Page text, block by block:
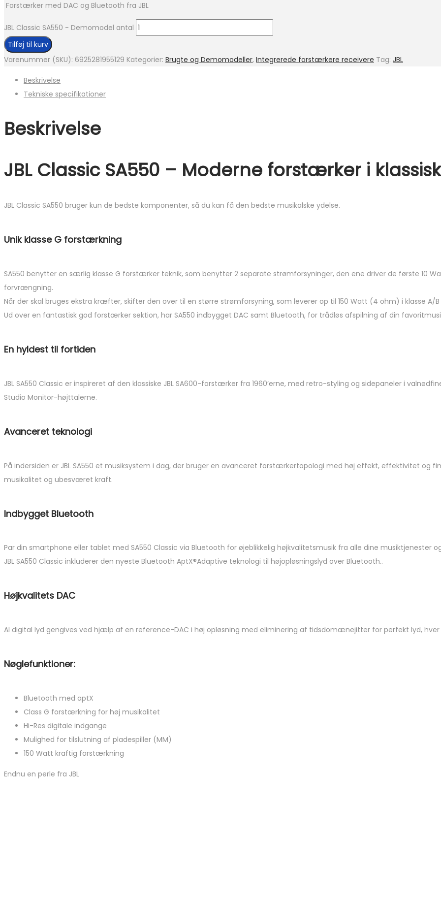
Forstærker med DAC og Bluetooth fra JBL
JBL Classic SA550 - Demomodel antal
Tilføj til kurv
Varenummer (SKU): 6925281955129 Kategorier: Brugte og Demomodeller, Integrerede forstærkere receivere Tag: JBL
Beskrivelse
Tekniske specifikationer
Beskrivelse
JBL Classic SA550 – Moderne forstærker i
JBL Classic SA550 bruger kun de bedste komponenter, så du kan få den bedste musikalske ydelse.
Unik klasse G forstærkning
SA550 benytter en særlig klasse G forstærker teknik, som benytter 2 separate strømforsyninger, den ene driver de første 10
forvrængning.
Når der skal bruges ekstra kræfter, skifter den over til en større strømforsyning, som leverer op til 150 Watt (4 ohm) i klasse A/
Ud over en fantastisk god forstærker sektion, har SA550 indbygget DAC samt Bluetooth, for trådløs afspilning af din
En hyldest til fortiden
JBL SA550 Classic er inspireret af den klassiske JBL SA600-forstærker fra 1960’erne, med retro-styling og sidepaneler i
Studio Monitor-højttalerne.
Avanceret teknologi
På indersiden er JBL SA550 et musiksystem i dag, der bruger en avanceret forstærkertopologi med høj effekt, effektivitet og
musikalitet og ubesværet kraft.
Indbygget Bluetooth
Par din smartphone eller tablet med SA550 Classic via Bluetooth for øjeblikkelig højkvalitetsmusik fra alle dine musiktjenester
JBL SA550 Classic inkluderer den nyeste Bluetooth AptX®Adaptive teknologi til højopløsningslyd over Bluetooth..
Højkvalitets DAC
Al digital lyd gengives ved hjælp af en reference-DAC i høj opløsning med eliminering af tidsdomænejitter for perfekt lyd, hver
Nøglefunktioner:
Bluetooth med aptX
Class G forstærkning for høj musikalitet
Hi-Res digitale indgange
Mulighed for tilslutning af pladespiller (MM)
150 Watt kraftig forstærkning
Endnu en perle fra JBL